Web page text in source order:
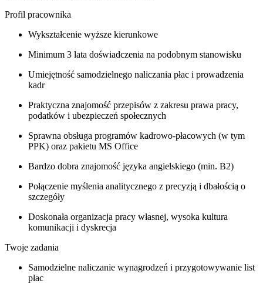
Profil pracownika
Wykształcenie wyższe kierunkowe
Minimum 3 lata doświadczenia na podobnym stanowisku
Umiejętność samodzielnego naliczania płac i prowadzenia
kadr
Praktyczna znajomość przepisów z zakresu prawa pracy,
podatków i ubezpieczeń społecznych
Sprawna obsługa programów kadrowo-płacowych (w tym
PPK) oraz pakietu MS Office
Bardzo dobra znajomość języka angielskiego (min. B2)
Połączenie myślenia analitycznego z precyzją i dbałością o
szczegóły
Doskonała organizacja pracy własnej, wysoka kultura
komunikacji i dyskrecja
Twoje zadania
Samodzielne naliczanie wynagrodzeń i przygotowywanie list
płac